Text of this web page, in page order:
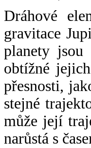
Dráhové
gravitace
planety
obtížné
přesnosti,
stejné
může její
narůstá s